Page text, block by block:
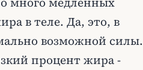
в теле. Да, это, в
возможной силы.
процент жира -